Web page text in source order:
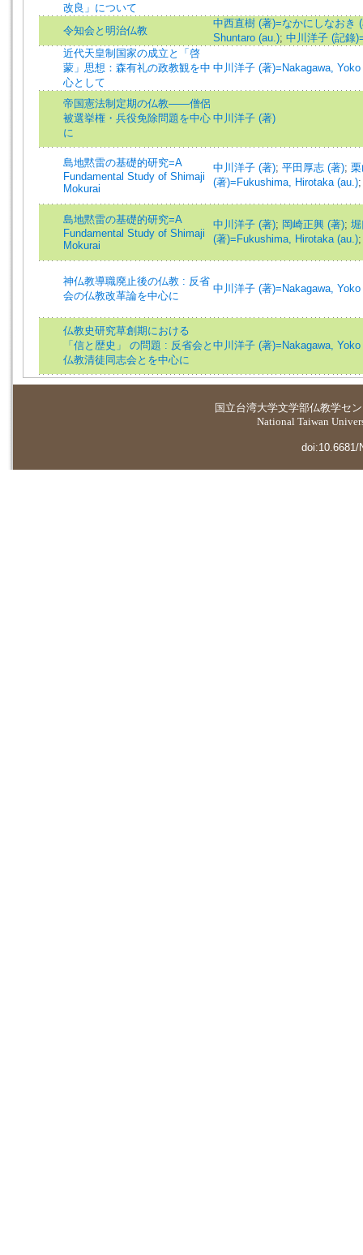
改良」について
令知会と明治仏教
中西直樹 (著)=なかにしなおき
Shuntaro (au.); 中川洋子 (記錄
近代天皇制国家の成立と「啓
蒙」思想：森有礼の政教観を中
心として
中川洋子 (著)=Nakagawa, Yoko
帝国憲法制定期の仏教――僧侶
被選挙権・兵役免除問題を中心
に
中川洋子 (著)
島地黙雷の基礎的研究=A
Fundamental Study of Shimaji
Mokurai
中川洋子 (著); 平田厚志 (著);
(著)=Fukushima, Hirotaka (au.)
島地黙雷の基礎的研究=A
Fundamental Study of Shimaji
Mokurai
中川洋子 (著); 岡崎正興 (著);
(著)=Fukushima, Hirotaka (au.)
神仏教導職廃止後の仏教 : 反省
会の仏教改革論を中心に
中川洋子 (著)=Nakagawa, Yoko
仏教史研究草創期における
「信と歴史」 の問題 : 反省会と
仏教清徒同志会とを中心に
中川洋子 (著)=Nakagawa, Yoko
国立台湾大学文学部仏教学セ
National Taiwan
doi:10.6681/